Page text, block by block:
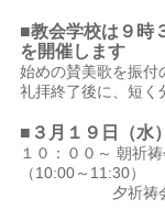
■教会学校は９時
を開催します
始めの賛美歌を振付
礼拝終了後に、短く
■３月１９ 日（水）
１０：００～ 朝祈
（10:00～11:30）
夕祈祷